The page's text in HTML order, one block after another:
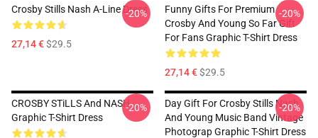
Crosby Stills Nash A-Line Dress
27,14 €$29.5
-20%
Funny Gifts For Premium
Crosby And Young So Far Gift
For Fans Graphic T-Shirt Dress
27,14 €$29.5
-20%
CROSBY STiLLS And NASH
Graphic T-Shirt Dress
-20%
Day Gift For Crosby Stills Nash
And Young Music Band Vintage
Photograp Graphic T-Shirt Dress
-20%